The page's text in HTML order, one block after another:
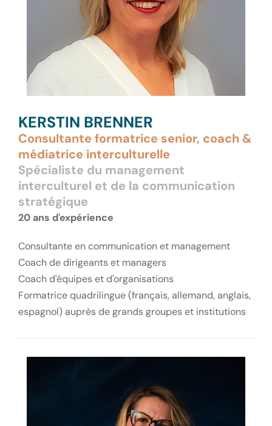
KERSTIN BRENNER
Consultante formatrice senior, coach &
médiatrice interculturelle
Spécialiste du management
interculturel et de la communication
stratégique
20 ans d'expérience
Consultante en communication et management
Coach de dirigeants et managers
Coach d'équipes et d'organisations
Formatrice quadrilingue (français, allemand, anglais,
espagnol) auprès de grands groupes et institutions